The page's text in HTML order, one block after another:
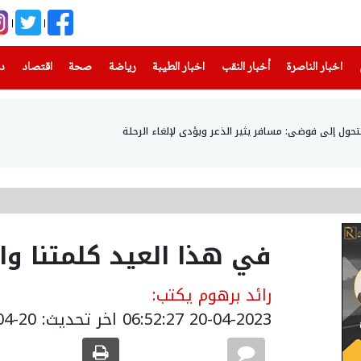
اخبار الناصرة
(current) أخبار النقب اخبار الطيبة(current) رياضة
(current) صحة(current) اقتصاد
إلى فوضى: مسافر يثير الذعر ويؤدى لإلغاء الرحلة
في هذا العيد كلمتنا
رائد برهوم يكتب:
20-04-2023 06:52:27 اخر تحديث: 20-04-2023 10:05:00